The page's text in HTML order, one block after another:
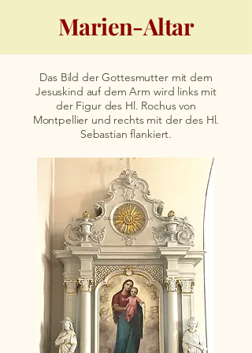
Marien-Altar
Das Bild der Gottesmutter mit dem
Jesuskind auf dem Arm wird links mit
der Figur des Hl. Rochus von
Montpellier und rechts mit der des Hl.
Sebastian flankiert.